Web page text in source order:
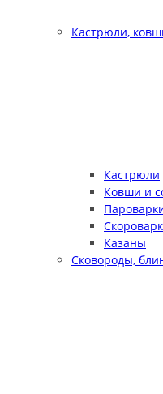
Кастрюли,
Кастрюли
Ковши и
Казаны
Сковороды,